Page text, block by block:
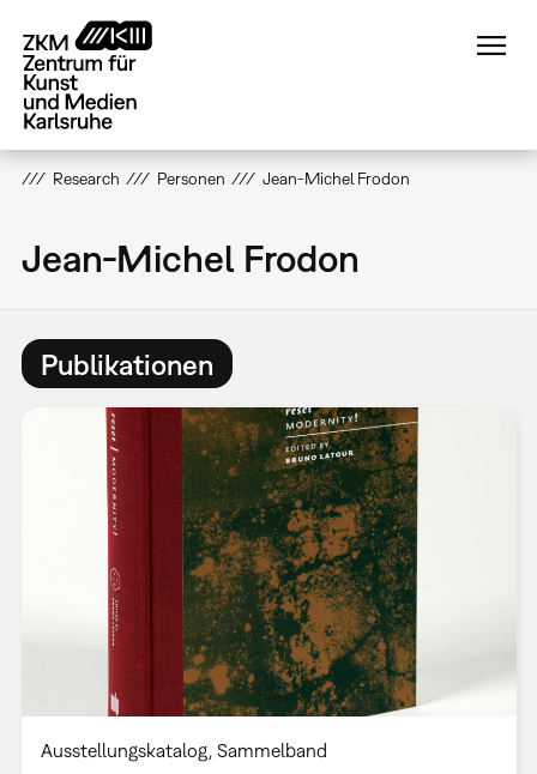
zum
Inhalt
Research Personen Jean-Michel Frodon
Jean-Michel Frodon
Publikationen
Ausstellungskatalog Sammelband